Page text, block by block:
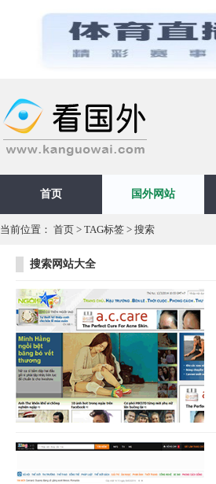
首页 国外网站
当前位置： 首页 > TAG标签 > 搜索
搜索网站大全